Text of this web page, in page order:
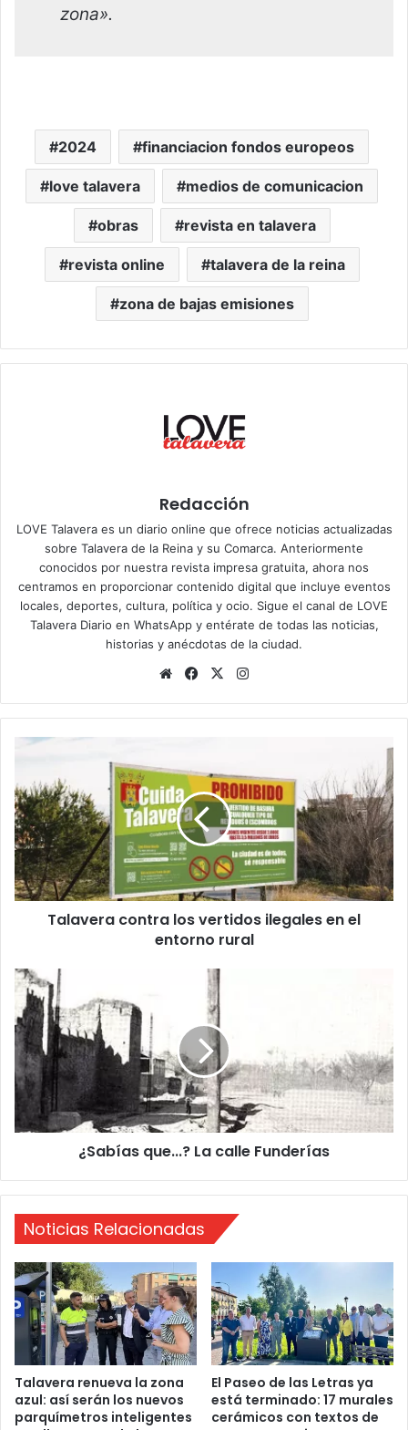
zona».
2024 financiacion fondos europeos
love talavera medios de comunicacion
obras revista en talavera
revista online talavera de la reina
zona de bajas emisiones
Redacción
LOVE Talavera es un diario online que ofrece noticias actualizadas
sobre Talavera de la Reina y su Comarca. Anteriormente
conocidos por nuestra revista impresa gratuita, ahora nos
centramos en proporcionar contenido digital que incluye eventos
locales, deportes, cultura, política y ocio. Sigue el canal de LOVE
Talavera Diario en WhatsAppy entérate de todas las noticias,
historias y anécdotas de la ciudad.
Siti
we
Fa
bo
X
ra
l
a
v
e
r
a
c
r
a
l
o
v
e
t
l
e
g
a
l
e
n
e
Talavera contra los vertidos ilegales en el
entorno rural
¿
S
a
b
a
s
u
L
a
c
a
l
F
u
n
¿Sabías que...? La calle Funderías
Noticias Relacionadas
Talavera renueva la zona
azul: así serán los nuevos
parquímetros inteligentes
El Paseo de las Letras ya
está terminado: 17 murales
cerámicos con textos de